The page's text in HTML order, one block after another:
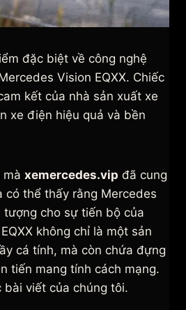
đặc biệt về công nghệ
Vision EQXX. Chiếc
kết của nhà sản xuất xe
xe điện hiệu quả và bền
mà xemercedes.vip đã cung
có thể thấy rằng Mercedes
tượng cho sự tiến bộ của
không chỉ là một sản
cá tính, mà còn chứa đựng
tiến mang tính cách mạng.
bài viết của chúng tôi.